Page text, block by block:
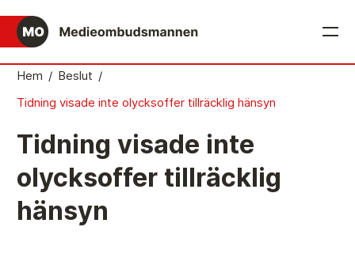
Det medieetiska systemet
Så här jobbar Medieombudsmannen
Mediernas Etiknämnd fattar de avgörande besluten
Publicitetsreglerna – grunden i det medieetiska
systemet
Hem / Beslut /
Tidning visade inte olycksoffer tillräcklig hänsyn
Tidning visade inte
olycksoffer tillräcklig
hänsyn